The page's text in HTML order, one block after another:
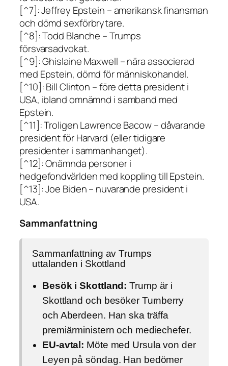
[^7]: Jeffrey Epstein – amerikansk finansman
och dömd sexförbrytare.
[^8]: Todd Blanche – Trumps
försvarsadvokat.
[^9]: Ghislaine Maxwell – nära associerad
med Epstein, dömd för människohandel.
[^10]: Bill Clinton – före detta president i
USA, ibland omnämnd i samband med
Epstein.
[^11]: Troligen Lawrence Bacow – dåvarande
president för Harvard (eller tidigare
presidenter i sammanhanget).
[^12]: Onämnda personer i
hedgefondvärlden med koppling till Epstein.
[^13]: Joe Biden – nuvarande president i
USA.
Sammanfattning
Sammanfattning av Trumps
uttalanden i Skottland
Besök i Skottland: Trump är i
Skottland och besöker Turnberry
och Aberdeen. Han ska träffa
premiärministern och mediechefer.
EU-avtal: Möte med Ursula von der
Leyen på söndag. Han bedömer